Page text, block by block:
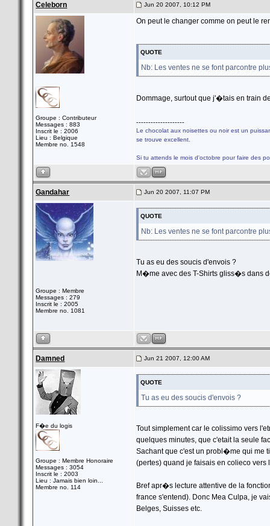
Celeborn Jun 20 2007, 10:12 PM
Groupe : Contributeur
Messages : 883
Inscrit le : 2006
Lieu : Belgique
Membre no. 1548
On peut le changer comme on peut le
QUOTE
Nb: Les ventes ne se font parcontre
Dommage, surtout que j'�tais en train
--------------------
Le chocolat aux noisettes ou noir est un
se trouve excellent.
Si tu attends le mois d'octobre pour faire des
Gandahar Jun 20 2007, 11:07 PM
Groupe : Membre
Messages : 279
Inscrit le : 2005
Membre no. 1081
QUOTE
Nb: Les ventes ne se font parcontre
Tu as eu des soucis d'envois ?
M�me avec des T-Shirts gliss�s dans
Damned Jun 21 2007, 12:00 AM
F�e du logis
Groupe : Membre Honoraire
Messages : 3054
Inscrit le : 2003
Lieu : Jamais bien loin...
Membre no. 114
QUOTE
Tu as eu des soucis d'envois ?
Tout simplement car le colissimo vers
quelques minutes, que c'etait la seule
Sachant que c'est un probl�me qui me
(pertes) quand je faisais en colieco vers
Bref apr�s lecture attentive de la
france s'entend). Donc Mea Culpa, je
Belges, Suisses etc.